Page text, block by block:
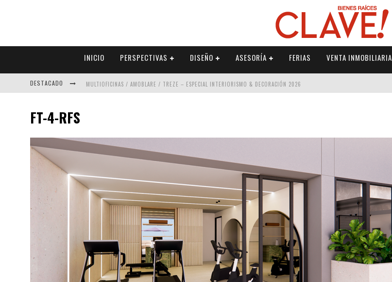
INICIO PERSPECTIVAS DISEÑO ASESORÍA FERIAS VENTA INMOBILIARIA
DESTACADO MULTIOFICINAS / AMOBLARE / TREZE – ESPECIAL INTERIORISMO & DECORACIÓN 2026
ADRIANA HOYOS DESIGN STUDIO – ESPECIAL INTERIORISMO & DECORACIÓN 2026
FT-4-RFS
MUBB DESIGN STUDIO – ESPECIAL
INTERIORISMO & DECORACIÓN 2026